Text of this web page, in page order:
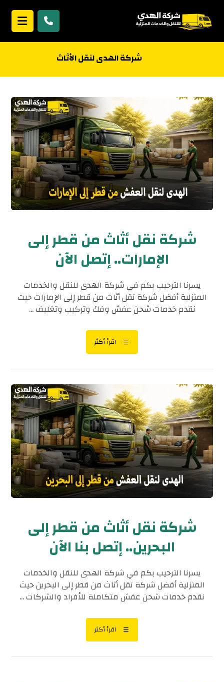
شركة الهدى لنقل الأثاث
شركة نقل أثاث من قطر إلى
الإمارات.. إتصل الآن
يسرنا الترحيب بكم في شركة الهدى للنقل والخدمات
المنزلية أفضل شركة نقل أثاث من قطر إلى الإمارات حيث
نقدم خدمات شحن عفش وفك وتركيب وتغليف ...
اقرأ أكثر
شركة نقل أثاث من قطر إلى
البحرين.. إتصل بنا الآن
يسرنا الترحيب بكم في شركة الهدى للنقل والخدمات
المنزلية أفضل شركة نقل أثاث من قطر إلى البحرين حيث
نقدم خدمات شحن عفش متكاملة للأفراد والشركات ...
اقرأ أكثر